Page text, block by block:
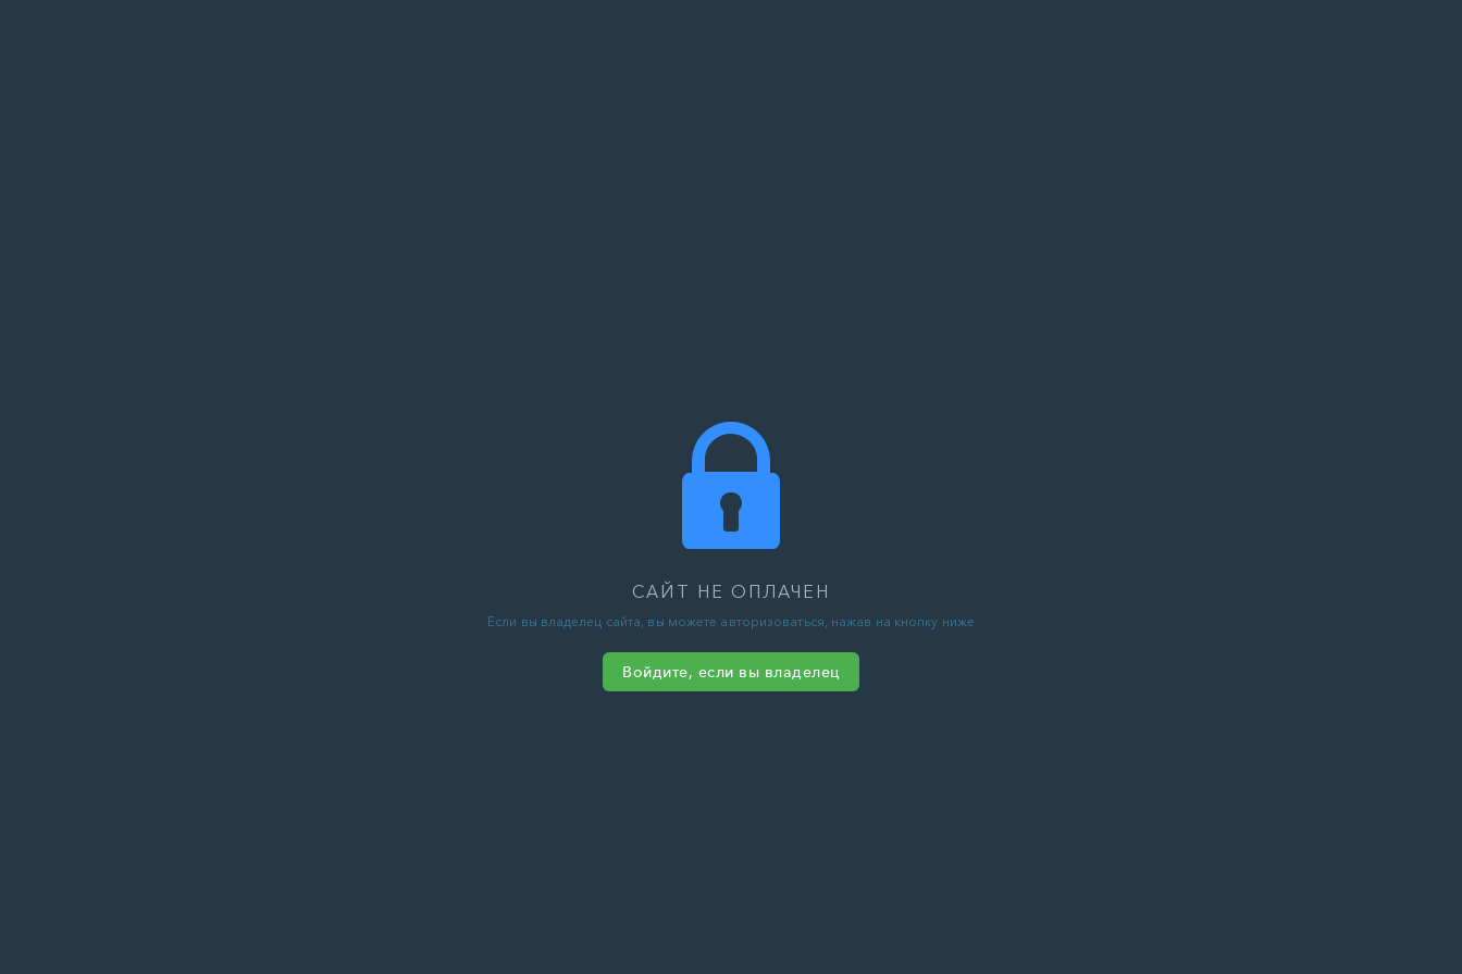
САЙТ НЕ ОПЛАЧЕН
Если вы владелец сайта, вы можете авторизоваться, нажав на кнопку ниже
Войдите, если вы владелец